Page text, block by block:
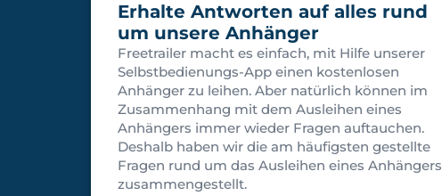
Erhalte Antworten auf alles rund
um unsere Anhänger
Freetrailer macht es einfach, mit Hilfe unserer
Selbstbedienungs-App einen kostenlosen
Anhänger zu leihen. Aber natürlich können im
Zusammenhang mit dem Ausleihen eines
Anhängers immer wieder Fragen auftauchen.
Deshalb haben wir die am häufigsten gestellte
Fragen rund um das Ausleihen eines Anhängers
zusammengestellt.